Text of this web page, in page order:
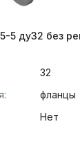
5 ду32 без
32
фланцы
Нет